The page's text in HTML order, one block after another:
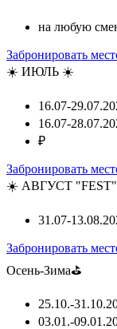
на любую
Забронировать
☀️ ИЮЛЬ ☀️
16.07-
16.07-
₽
Забронировать
☀️ АВГУСТ
31.07-
Забронировать
Осень-Зима⛳
25.10.-
03.01.-